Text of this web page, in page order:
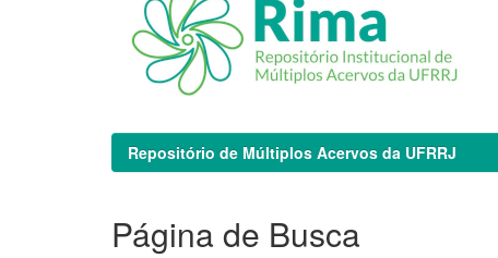
Repositório de Múltiplos Acervos da UFRRJ
Página de Busca